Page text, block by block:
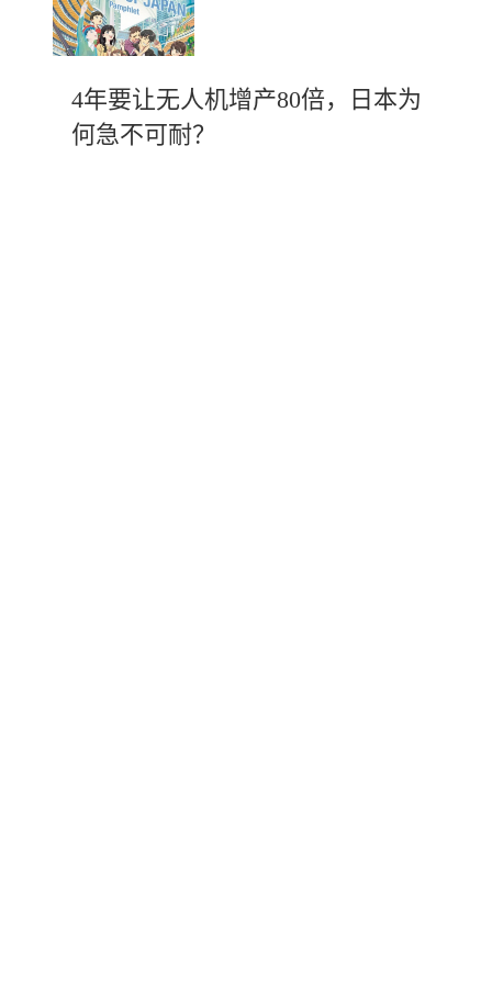
4年要让无人机增产80倍，日本为
何急不可耐？